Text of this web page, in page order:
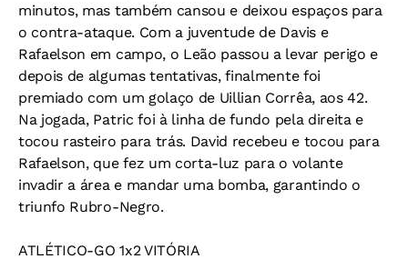
minutos, mas também cansou e deixou espaços para
o contra-ataque. Com a juventude de Davis e
Rafaelson em campo, o Leão passou a levar perigo e
depois de algumas tentativas, finalmente foi
premiado com um golaço de Uillian Corrêa, aos 42.
Na jogada, Patric foi à linha de fundo pela direita e
tocou rasteiro para trás. David recebeu e tocou para
Rafaelson, que fez um corta-luz para o volante
invadir a área e mandar uma bomba, garantindo o
triunfo Rubro-Negro.
ATLÉTICO-GO 1x2 VITÓRIA